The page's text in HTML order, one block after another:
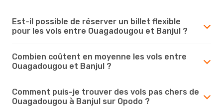
Est-il possible de réserver un billet flexible
pour les vols entre Ouagadougou et Banjul ?
Combien coûtent en moyenne les vols entre
Ouagadougou et Banjul ?
Comment puis-je trouver des vols pas chers de
Ouagadougou à Banjul sur Opodo ?